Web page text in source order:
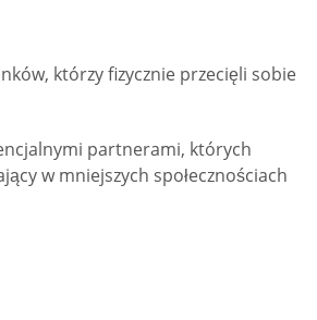
którzy fizycznie przecięli sobie
partnerami, których
w mniejszych społecznościach